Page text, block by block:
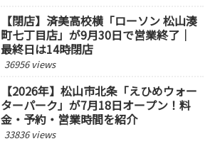
【閉店】済美高校横「ローソン 松山湊
町七丁目店」が9月30日で営業終了｜
最終日は14時閉店
36956 views
【2026年】松山市北条「えひめウォー
ターパーク」が7月18日オープン！料
金・予約・営業時間を紹介
33836 views